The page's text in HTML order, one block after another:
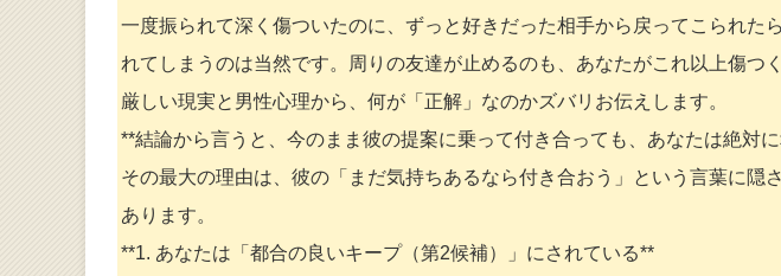
一度振られて深く傷ついたのに、ずっと好きだった相手から戻ってこられた
れてしまうのは当然です。周りの友達が止めるのも、あなたがこれ以上傷つ
厳しい現実と男性心理から、何が「正解」なのかズバリお伝えします。
**結論から言うと、今のまま彼の提案に乗って付き合っても、あなたは絶対
その最大の理由は、彼の「まだ気持ちあるなら付き合おう」という言葉に隠
あります。
**1. あなたは「都合の良いキープ（第2候補）」にされている**